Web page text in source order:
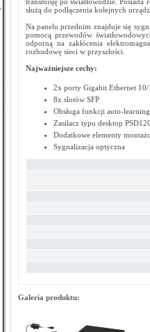
służą do podłączenia kolejnych
Na panelu przednim znajduje się
pomocą przewodów
odporną na zakłócenia
rozbudowę sieci w przyszłości.
Najważniejsze cechy:
2x porty Gigabit Ethernet
8x slotów SFP
Obsługa funkcji auto-
Zasilacz typu desktop
Dodatkowe elementy
Sygnalizacja optyczna
Galeria produktu: